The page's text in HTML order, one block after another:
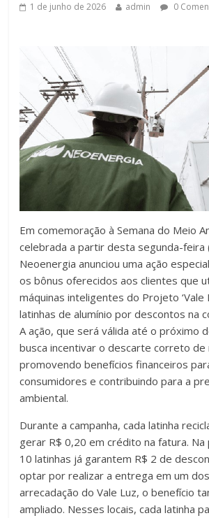
1 de junho de 2026 admin 0
Em comemoração à Semana do Meio
celebrada a partir desta segunda-feira
Neoenergia anunciou uma ação
os bônus oferecidos aos clientes que
máquinas inteligentes do Projeto ‘Vale
latinhas de alumínio por descontos na
A ação, que será válida até o próximo
busca incentivar o descarte correto de
promovendo benefícios financeiros
consumidores e contribuindo para a
ambiental.
Durante a campanha, cada latinha
gerar R$ 0,20 em crédito na fatura. Na
10 latinhas já garantem R$ 2 de
optar por realizar a entrega em um
arrecadação do Vale Luz, o benefício
ampliado. Nesses locais, cada latinha